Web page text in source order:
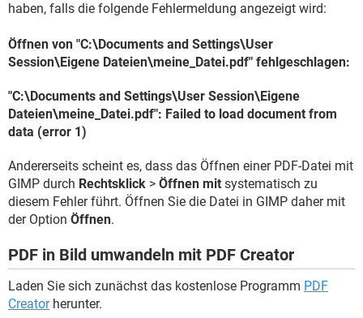
haben, falls die folgende Fehlermeldung angezeigt wird:
Öffnen von "C:\Documents and Settings\User
Session\Eigene Dateien\meine_Datei.pdf" fehlgeschlagen:
"C:\Documents and Settings\User Session\Eigene
Dateien\meine_Datei.pdf": Failed to load document from
data (error 1)
Andererseits scheint es, dass das Öffnen einer PDF-Datei mit
GIMP durch Rechtsklick > Öffnen mit systematisch zu
diesem Fehler führt. Öffnen Sie die Datei in GIMP daher mit
der Option Öffnen.
PDF in Bild umwandeln mit PDF Creator
Laden Sie sich zunächst das kostenlose Programm PDF
Creatorherunter.